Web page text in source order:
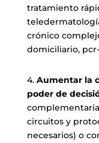
tratamiento
crónico
domiciliario,
4. Aumentar la
poder de
circuitos y
necesarios) o